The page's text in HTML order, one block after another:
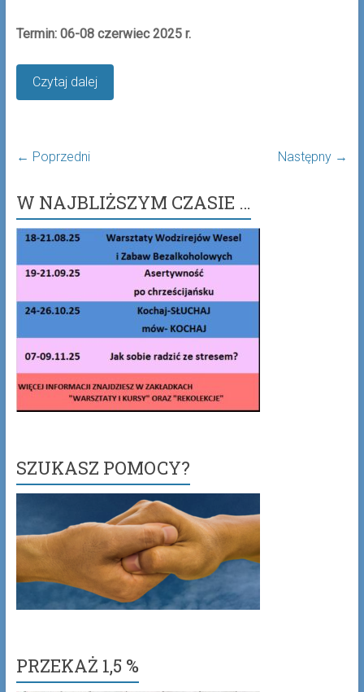
Termin: 06-08 czerwiec 2025 r.
Czytaj dalej
← Poprzedni Następny →
W NAJBLIŻSZYM CZASIE …
SZUKASZ POMOCY?
PRZEKAŻ 1,5 %